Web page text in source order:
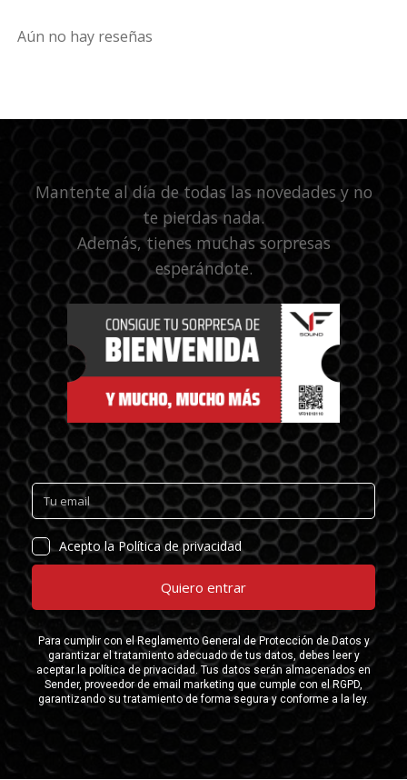
Aún no hay reseñas
Mantente al día de todas las novedades y no
te pierdas nada.
Además, tienes muchas sorpresas
esperándote.